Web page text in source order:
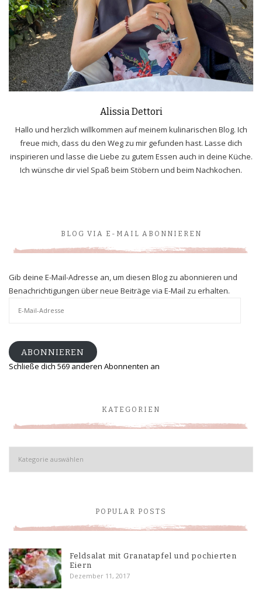
Alissia Dettori
Hallo und herzlich willkommen auf meinem kulinarischen Blog. Ich
freue mich, dass du den Weg zu mir gefunden hast. Lasse dich
inspirieren und lasse die Liebe zu gutem Essen auch in deine Küche.
Ich wünsche dir viel Spaß beim Stöbern und beim Nachkochen.
BLOG VIA E-MAIL ABONNIEREN
Gib deine E-Mail-Adresse an, um diesen Blog zu abonnieren und
Benachrichtigungen über neue Beiträge via E-Mail zu erhalten.
ABONNIEREN
Schließe dich 569 anderen Abonnenten an
KATEGORIEN
Kategorien
POPULAR POSTS
Feldsalat mit Granatapfel und pochierten
Eiern
Dezember 11, 2017